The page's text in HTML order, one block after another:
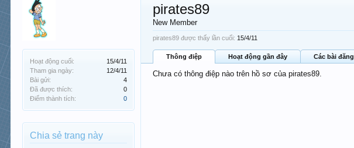
Hoạt động cuối:
15/4/11
Tham gia ngày:
12/4/11
Bài gửi:
4
Đã được thích:
0
Điểm thành tích:
0
Chia sẻ trang này
pirates89
New Member
pirates89 được thấy lần cuối: 15/4/11
Thông điệp Hoạt động gần đây Các bài đăng
Chưa có thông điệp nào trên hồ sơ của pirates89.